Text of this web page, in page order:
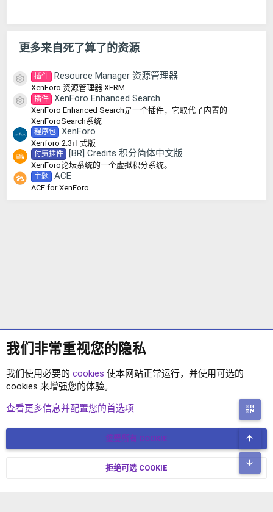
更多来自死了算了的资源
资源图标
插件 Resource Manager 资源管理器
XenForo 资源管理器 XFRM
资源图标
插件 XenForo Enhanced Search
XenForo Enhanced Search是一个插件，它取代了内置的
XenForoSearch系统
程序包 XenForo
Xenforo 2.3正式版
付费插件 [BR] Credits 积分简体中文版
XenForo论坛系统的一个虚拟积分系统。
主题 ACE
ACE for XenForo
XENFORO 2.2 插件
简体中文 联系我们
© COPYRIGHT 2017-2026 XENFORO中文社区 版权所有 冀ICP备
我们非常重视您的隐私
我们使用必要的 cookies 使本网站正常运行，并使用可选的
cookies 来增强您的体验。
查看更多信息并配置您的首选项
接受所有 COOKIE
拒绝可选 COOKIE